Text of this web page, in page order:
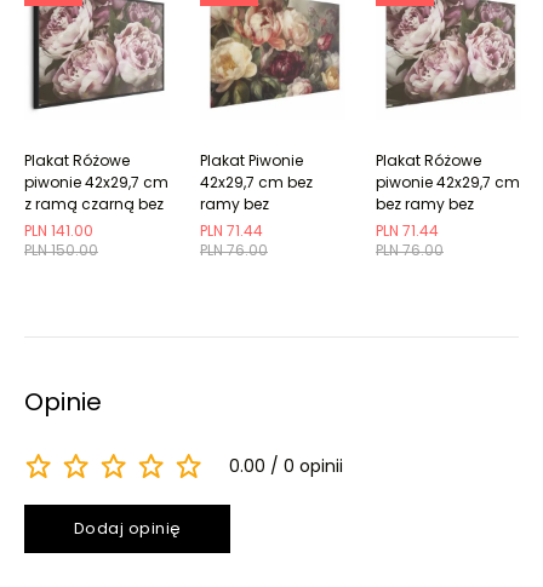
PLN 150.00
PLN 141.00
Plakat Różowe
piwonie 42x29,7 cm
z ramą czarną bez
marginesu
PLN 76.00
PLN 71.44
Plakat Piwonie
42x29,7 cm bez
ramy bez
marginesu
PLN 76.00
PLN 71.44
Plakat Różowe
piwonie 42x29,7 cm
bez ramy bez
marginesu
Opinie
0.00 0 opinii
Dodaj opinię